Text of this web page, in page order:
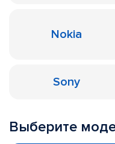
Nokia
Sony
Выберите